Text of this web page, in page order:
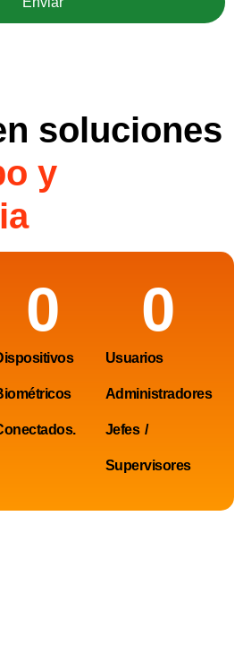
soluciones
y
0
Usuarios
Administradores
Jefes /
Supervisores
0